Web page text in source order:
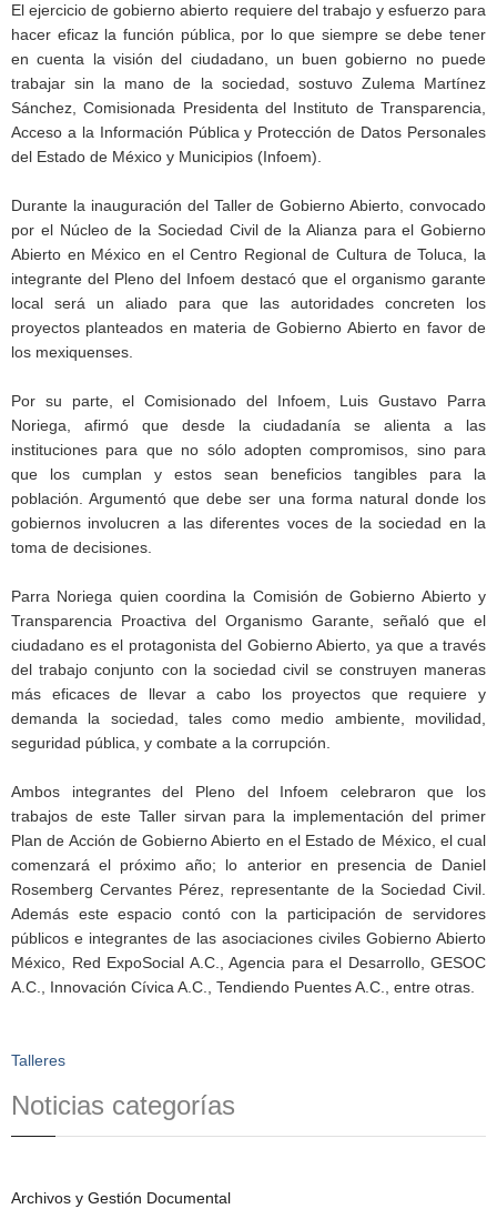
El ejercicio de gobierno abierto requiere del trabajo y esfuerzo para
hacer eficaz la función pública, por lo que siempre se debe tener
en cuenta la visión del ciudadano, un buen gobierno no puede
trabajar sin la mano de la sociedad, sostuvo Zulema Martínez
Sánchez, Comisionada Presidenta del Instituto de Transparencia,
Acceso a la Información Pública y Protección de Datos Personales
del Estado de México y Municipios (Infoem).
Durante la inauguración del Taller de Gobierno Abierto, convocado
por el Núcleo de la Sociedad Civil de la Alianza para el Gobierno
Abierto en México en el Centro Regional de Cultura de Toluca, la
integrante del Pleno del Infoem destacó que el organismo garante
local será un aliado para que las autoridades concreten los
proyectos planteados en materia de Gobierno Abierto en favor de
los mexiquenses.
Por su parte, el Comisionado del Infoem, Luis Gustavo Parra
Noriega, afirmó que desde la ciudadanía se alienta a las
instituciones para que no sólo adopten compromisos, sino para
que los cumplan y estos sean beneficios tangibles para la
población. Argumentó que debe ser una forma natural donde los
gobiernos involucren a las diferentes voces de la sociedad en la
toma de decisiones.
Parra Noriega quien coordina la Comisión de Gobierno Abierto y
Transparencia Proactiva del Organismo Garante, señaló que el
ciudadano es el protagonista del Gobierno Abierto, ya que a través
del trabajo conjunto con la sociedad civil se construyen maneras
más eficaces de llevar a cabo los proyectos que requiere y
demanda la sociedad, tales como medio ambiente, movilidad,
seguridad pública, y combate a la corrupción.
Ambos integrantes del Pleno del Infoem celebraron que los
trabajos de este Taller sirvan para la implementación del primer
Plan de Acción de Gobierno Abierto en el Estado de México, el cual
comenzará el próximo año; lo anterior en presencia de Daniel
Rosemberg Cervantes Pérez, representante de la Sociedad Civil.
Además este espacio contó con la participación de servidores
públicos e integrantes de las asociaciones civiles Gobierno Abierto
México, Red ExpoSocial A.C., Agencia para el Desarrollo, GESOC
A.C., Innovación Cívica A.C., Tendiendo Puentes A.C., entre otras.
Talleres
Noticias categorías
Archivos y Gestión Documental